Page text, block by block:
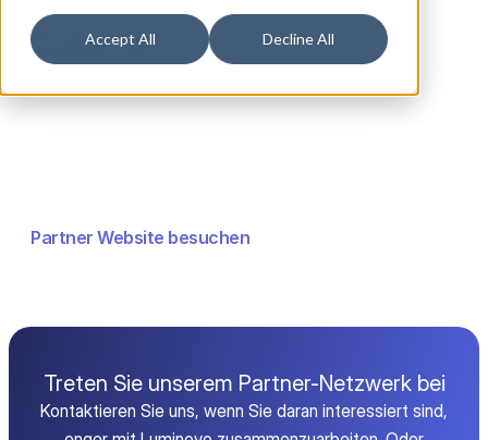
Accept All Decline All
Gatema
Partner Website besuchen
Treten Sie unserem Partner-Netzwerk bei
Kontaktieren Sie uns, wenn Sie daran interessiert sind,